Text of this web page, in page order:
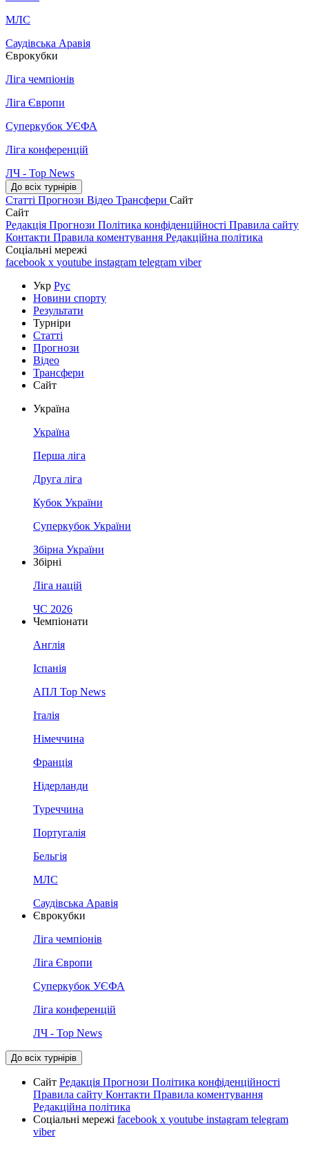
МЛС
Саудівська Аравія
Єврокубки
Ліга чемпіонів
Ліга Європи
Суперкубок УЄФА
Ліга конференцій
ЛЧ - Top News
До всіх турнірів
Статті Прогнози Відео Трансфери Сайт
Сайт
Редакція Прогнози Політика конфіденційності Правила сайту
Контакти Правила коментування Редакційна політика
Соціальні мережі
facebook x youtube instagram telegram viber
Укр Рус
Новини спорту
Результати
Турніри
Статті
Прогнози
Відео
Трансфери
Сайт
Україна
Україна
Перша ліга
Друга ліга
Кубок України
Суперкубок України
Збірна України
Збірні
Ліга націй
ЧС 2026
Чемпіонати
Англія
Іспанія
АПЛ Top News
Італія
Німеччина
Франція
Нідерланди
Туреччина
Португалія
Бельгія
МЛС
Саудівська Аравія
Єврокубки
Ліга чемпіонів
Ліга Європи
Суперкубок УЄФА
Ліга конференцій
ЛЧ - Top News
До всіх турнірів
Сайт Редакція Прогнози Політика конфіденційності
Правила сайту Контакти Правила коментування
Редакційна політика
Соціальні мережі facebook x youtube instagram telegram
viber